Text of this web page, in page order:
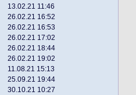
13.02.21 11:46
26.02.21 16:52
26.02.21 16:53
26.02.21 17:02
26.02.21 18:44
26.02.21 19:02
11.08.21 15:13
25.09.21 19:44
30.10.21 10:27